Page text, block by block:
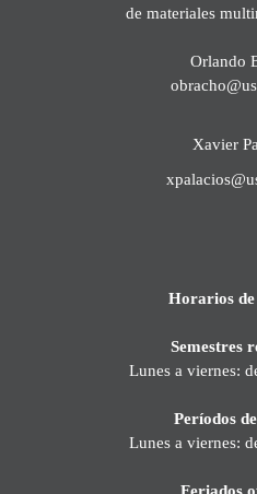
de materiales
Orlando
Xavier
Horarios
Semestres
Lunes a viernes:
Períodos
Lunes a viernes:
Feriados